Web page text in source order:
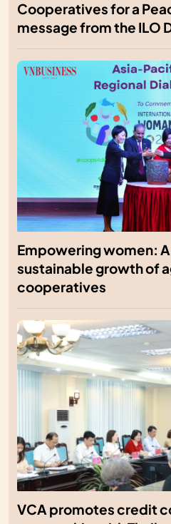
Cooperatives for a
message from the ILO
Empowering women:
sustainable growth of
cooperatives
VCA promotes credit